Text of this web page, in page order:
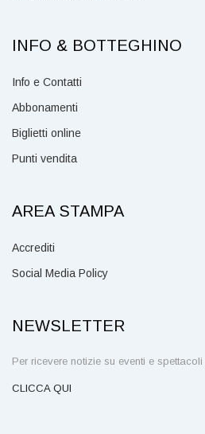
INFO & BOTTEGHINO
Info e Contatti
Abbonamenti
Biglietti online
Punti vendita
AREA STAMPA
Accrediti
Social Media Policy
NEWSLETTER
Per ricevere notizie su eventi e
CLICCA QUI